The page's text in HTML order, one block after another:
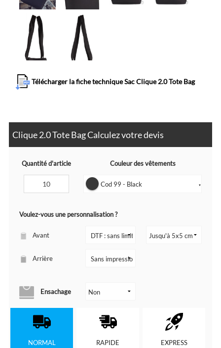
Télécharger la fiche technique Sac Clique 2.0 Tote Bag
Clique 2.0 Tote Bag Calculez votre devis
Quantité d'article Couleur des vêtements
Cod 99 - Black ▼
Voulez-vous une personnalisation ?
Avant
Arrière
Ensachage
NORMAL RAPIDE EXPRESS